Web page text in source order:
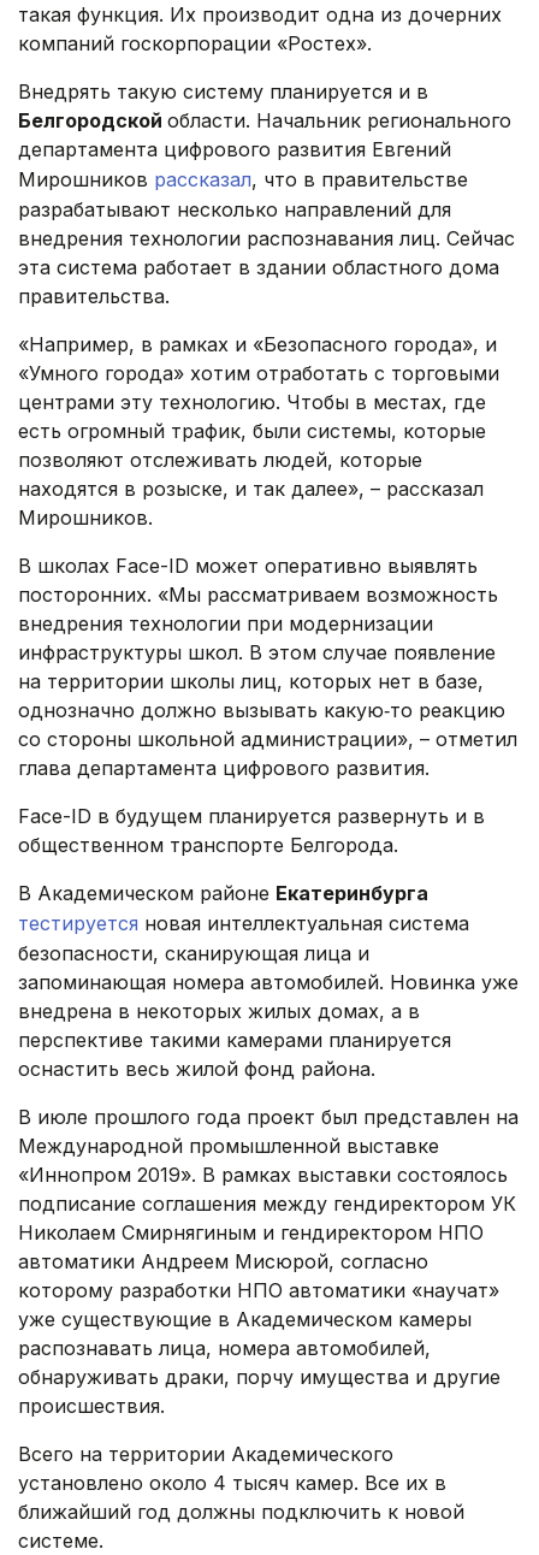
такая функция. Их производит одна из дочерних
компаний госкорпорации «Ростех».
Внедрять такую систему планируется и в
Белгородской области. Начальник регионального
департамента цифрового развития Евгений
Мирошников рассказал, что в правительстве
разрабатывают несколько направлений для
внедрения технологии распознавания лиц. Сейчас
эта система работает в здании областного дома
правительства.
«Например, в рамках и «Безопасного города», и
«Умного города» хотим отработать с торговыми
центрами эту технологию. Чтобы в местах, где
есть огромный трафик, были системы, которые
позволяют отслеживать людей, которые
находятся в розыске, и так далее», – рассказал
Мирошников.
В школах Face-ID может оперативно выявлять
посторонних. «Мы рассматриваем возможность
внедрения технологии при модернизации
инфраструктуры школ. В этом случае появление
на территории школы лиц, которых нет в базе,
однозначно должно вызывать какую‑то реакцию
со стороны школьной администрации», – отметил
глава департамента цифрового развития.
Face-ID в будущем планируется развернуть и в
общественном транспорте Белгорода.
В Академическом районе Екатеринбурга
тестируется новая интеллектуальная система
безопасности, сканирующая лица и
запоминающая номера автомобилей. Новинка уже
внедрена в некоторых жилых домах, а в
перспективе такими камерами планируется
оснастить весь жилой фонд района.
В июле прошлого года проект был представлен на
Международной промышленной выставке
«Иннопром 2019». В рамках выставки состоялось
подписание соглашения между гендиректором УК
Николаем Смирнягиным и гендиректором НПО
автоматики Андреем Мисюрой, согласно
которому разработки НПО автоматики «научат»
уже существующие в Академическом камеры
распознавать лица, номера автомобилей,
обнаруживать драки, порчу имущества и другие
происшествия.
Всего на территории Академического
установлено около 4 тысяч камер. Все их в
ближайший год должны подключить к новой
системе.